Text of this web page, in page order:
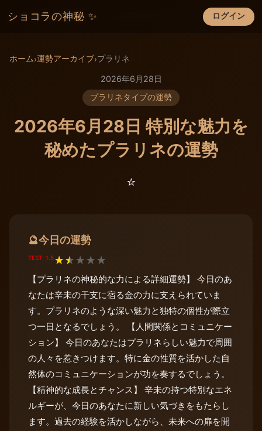
ショコラの神秘 ✨ ログイン
×
ホーム›運勢アーカイブ›プラリネ
2026年6月28日
プラリネタイプの運勢
2026年6月28日 特別な魅力を
秘めたプラリネの運勢
⭐️
🔮今日の運勢
TEST: 1.5★★★★★
【プラリネの神秘的な力による詳細運勢】 今日のあ
なたは辛未の干支に宿る金の力に支えられていま
す。プラリネのような深い魅力と独特の個性が際立
つ一日となるでしょう。 【人間関係とコミュニケー
ション】 今日のあなたはプラリネらしい魅力で周囲
の人々を惹きつけます。特に金の性質を活かした自
然体のコミュニケーションが功を奏するでしょう。
【精神的な成長とチャンス】 辛未の持つ特別なエネ
ルギーが、今日のあなたに新しい気づきをもたらし
ます。過去の経験を活かしながら、未来への扉を開